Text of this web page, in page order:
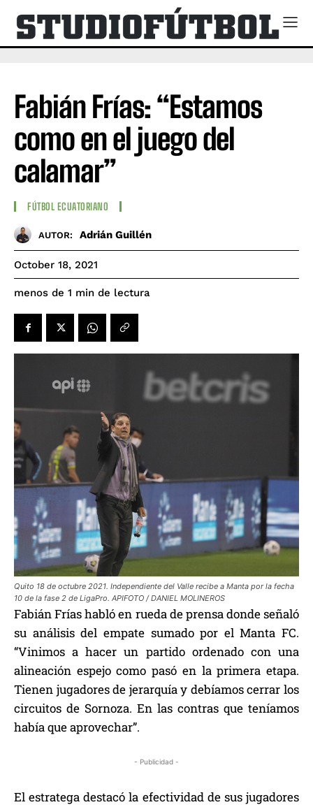
Fabián Frías: “Estamos
como en el juego del
calamar”
FÚTBOL ECUATORIANO
AUTOR: Adrián Guillén
October 18, 2021
menos de 1 min de lectura
Quito 18 de octubre 2021. Independiente del Valle recibe a Manta por la fecha
10 de la fase 2 de LigaPro. APIFOTO / DANIEL MOLINEROS
Fabián Frías habló en rueda de prensa donde señaló
su análisis del empate sumado por el Manta FC.
“Vinimos a hacer un partido ordenado con una
alineación espejo como pasó en la primera etapa.
Tienen jugadores de jerarquía y debíamos cerrar los
circuitos de Sornoza. En las contras que teníamos
había que aprovechar”.
- Publicidad -
El estratega destacó la efectividad de sus jugadores